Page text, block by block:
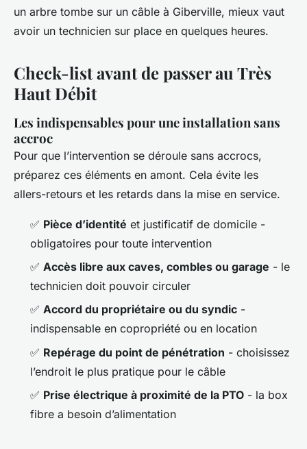
un arbre tombe sur un câble à Giberville, mieux vaut
avoir un technicien sur place en quelques heures.
Check-list avant de passer au Très
Haut Débit
Les indispensables pour une installation sans
accroc
Pour que l’intervention se déroule sans accrocs,
préparez ces éléments en amont. Cela évite les
allers-retours et les retards dans la mise en service.
✅ Pièce d’identité et justificatif de domicile -
obligatoires pour toute intervention
✅ Accès libre aux caves, combles ou garage - le
technicien doit pouvoir circuler
✅ Accord du propriétaire ou du syndic -
indispensable en copropriété ou en location
✅ Repérage du point de pénétration - choisissez
l’endroit le plus pratique pour le câble
✅ Prise électrique à proximité de la PTO - la box
fibre a besoin d’alimentation